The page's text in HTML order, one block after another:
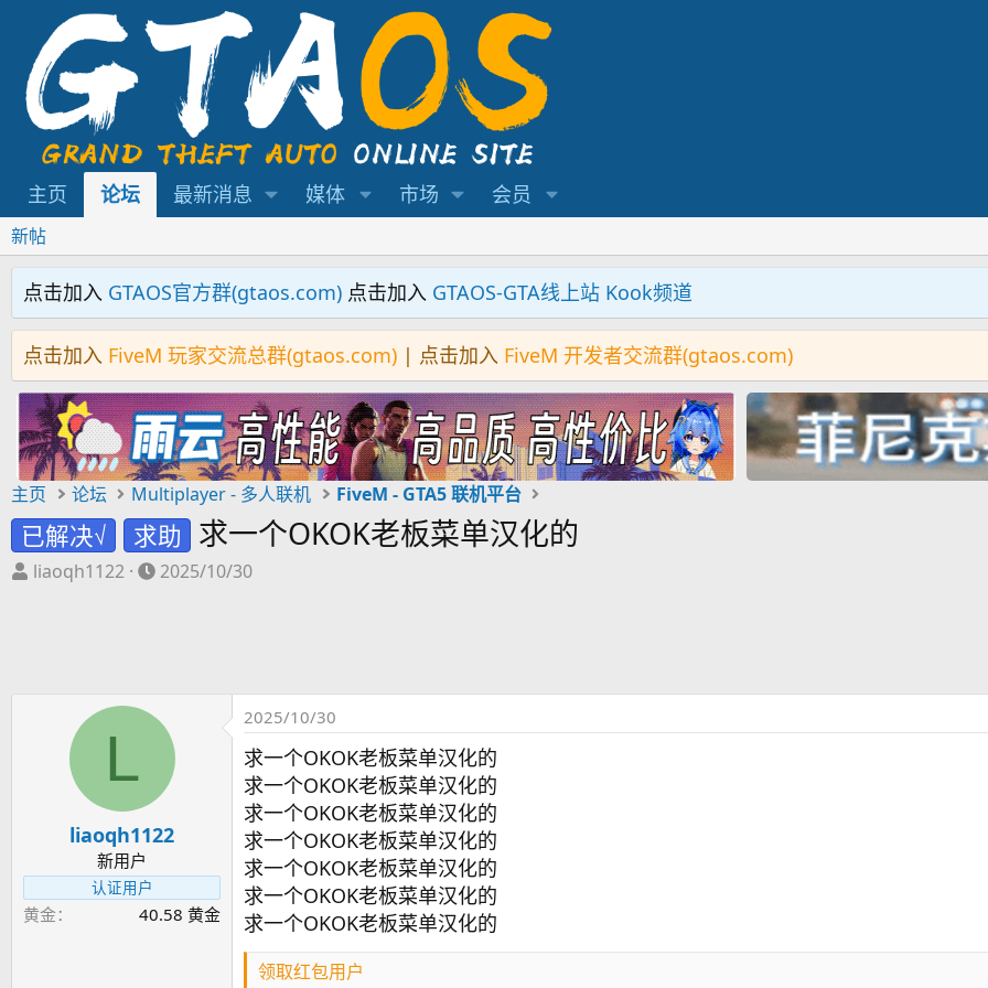
主页 论坛 最新消息 媒体 市场 会员
新帖
点击加入 GTAOS官方群(gtaos.com) 点击加入 GTAOS-GTA线上站 Kook频道
点击加入 FiveM 玩家交流总群(gtaos.com) | 点击加入 FiveM 开发者交流群(gtaos.com)
主页 论坛 Multiplayer - 多人联机 FiveM - GTA5 联机平台
已解决√ 求助 求一个OKOK老板菜单汉化的
主
liaoqh1122
开
2025/10/30
L
liaoqh1122
新用户
认证用户
黄金 40.58 黄金
2025/10/30
求一个OKOK老板菜单汉化的
求一个OKOK老板菜单汉化的
求一个OKOK老板菜单汉化的
求一个OKOK老板菜单汉化的
求一个OKOK老板菜单汉化的
求一个OKOK老板菜单汉化的
求一个OKOK老板菜单汉化的
领取红包用户